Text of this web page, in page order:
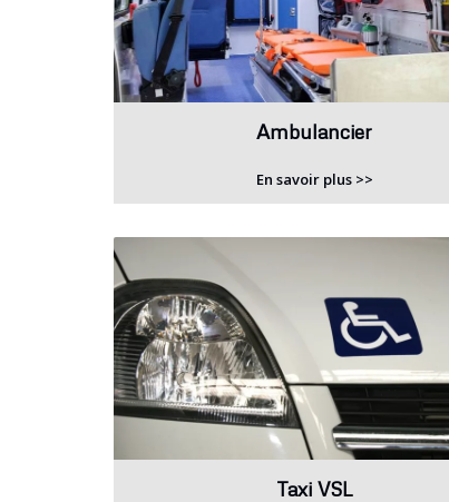
Ambulancier
En savoir plus >>
Taxi VSL